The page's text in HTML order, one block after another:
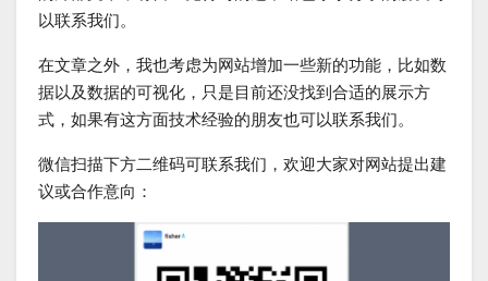
以联系我们。
在文章之外，我也考虑为网站增加一些新的功能，比如数
据以及数据的可视化，只是目前还没找到合适的展示方
式，如果有这方面技术经验的朋友也可以联系我们。
微信扫描下方二维码可联系我们，欢迎大家对网站提出建
议或合作意向：